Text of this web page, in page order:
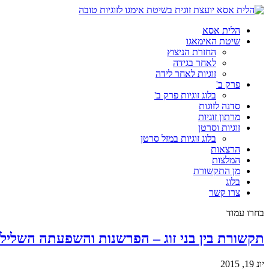
הלית אסא
שיטת האימאגו
החזרת הניצוץ
לאחר בגידה
זוגיות לאחר לידה
פרק ב'
בלוג זוגיות פרק ב'
סדנה לזוגות
מרתון זוגיות
זוגיות וסרטן
בלוג זוגיות במזל סרטן
הרצאות
המלצות
מן התקשורת
בלוג
צרו קשר
בחרו עמוד
תקשורת בין בני זוג – הפרשנות והשפעתה
יונ 19, 2015